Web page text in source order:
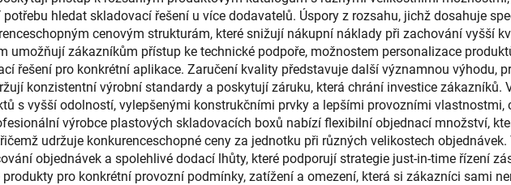
hledat skladovací řešení u více dodavatelů. Úspory z rozsahu, jichž dosahuje
cenovým strukturám, které snižují nákupní náklady při zachování vyšší
umožňují zákazníkům přístup ke technické podpoře, možnostem personalizace
řešení pro konkrétní aplikace. Zaručení kvality představuje další významnou výhodu,
konzistentní výrobní standardy a poskytují záruku, která chrání investice zákazníků.
s vyšší odolností, vylepšenými konstrukčními prvky a lepšími provozními vlastnostmi,
výrobce plastových skladovacích boxů nabízí flexibilní objednací množství,
udržuje konkurenceschopné ceny za jednotku při různých velikostech
objednávek a spolehlivé dodací lhůty, které podporují strategie just-in-time řízení
pro konkrétní provozní podmínky, zatížení a omezení, která si zákazníci sami